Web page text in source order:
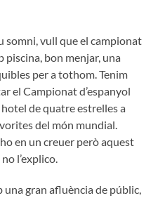
somni, vull que el campionat
piscina, bon menjar, una
per a tothom. Tenim
el Campionat d’espanyol
hotel de quatre estrelles a
del món mundial.
en un creuer però aquest
l’explico.
gran afluència de públic,